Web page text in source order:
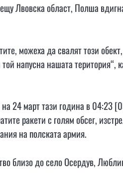
Лвовска област, Полша
можеха да свалят този
напусна нашата територия“,
24 март тази година в 04:23
ракети с голям обсег,
на полската армия.
близо до село Осердув,